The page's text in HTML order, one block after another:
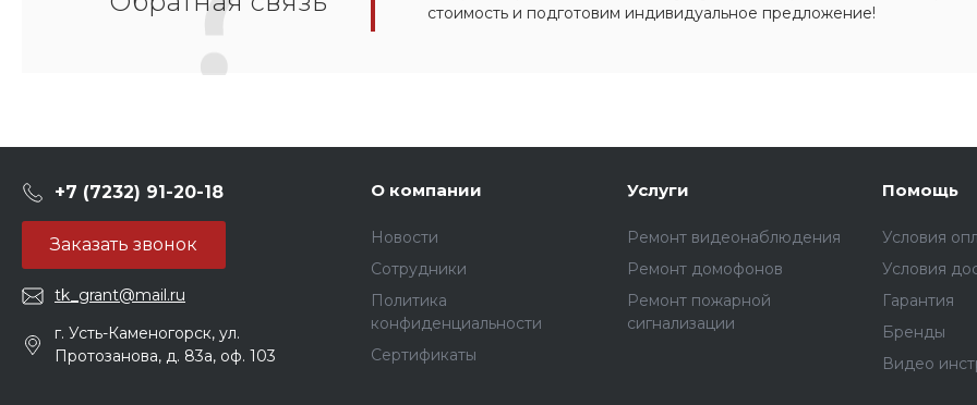
стоимость и подготовим индивидуальное предложение!
+7 (7232) 91-20-18
Заказать звонок
tk_grant@mail.ru
г. Усть-Каменогорск, ул.
Протозанова, д. 83а, оф. 103
О компании
Новости
Сотрудники
Политика
конфиденциальности
Сертификаты
Услуги
Ремонт видеонаблюдения
Ремонт домофонов
Ремонт пожарной
сигнализации
Помощь
Условия
Условия
Гарантия
Бренды
Видео